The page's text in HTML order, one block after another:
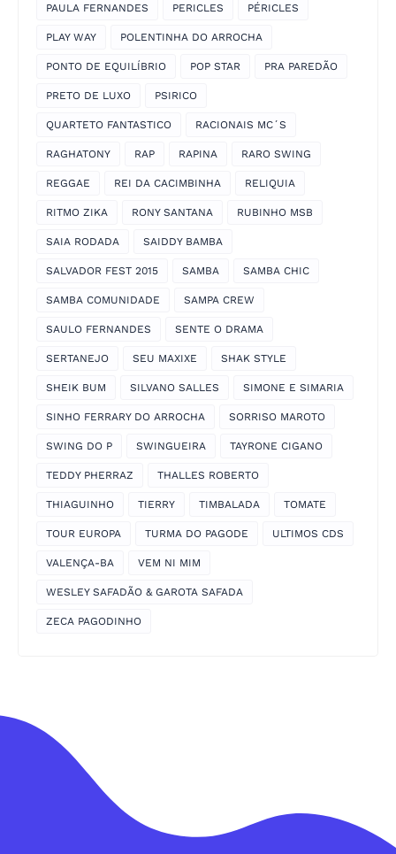
PAULA FERNANDES PERICLES PÉRICLES
PLAY WAY POLENTINHA DO ARROCHA
PONTO DE EQUILÍBRIO POP STAR PRA PAREDÃO
PRETO DE LUXO PSIRICO
QUARTETO FANTASTICO RACIONAIS MC´S
RAGHATONY RAP RAPINA RARO SWING
REGGAE REI DA CACIMBINHA RELIQUIA
RITMO ZIKA RONY SANTANA RUBINHO MSB
SAIA RODADA SAIDDY BAMBA
SALVADOR FEST 2015 SAMBA SAMBA CHIC
SAMBA COMUNIDADE SAMPA CREW
SAULO FERNANDES SENTE O DRAMA
SERTANEJO SEU MAXIXE SHAK STYLE
SHEIK BUM SILVANO SALLES SIMONE E SIMARIA
SINHO FERRARY DO ARROCHA SORRISO MAROTO
SWING DO P SWINGUEIRA TAYRONE CIGANO
TEDDY PHERRAZ THALLES ROBERTO
THIAGUINHO TIERRY TIMBALADA TOMATE
TOUR EUROPA TURMA DO PAGODE ULTIMOS CDS
VALENÇA-BA VEM NI MIM
WESLEY SAFADÃO & GAROTA SAFADA
ZECA PAGODINHO